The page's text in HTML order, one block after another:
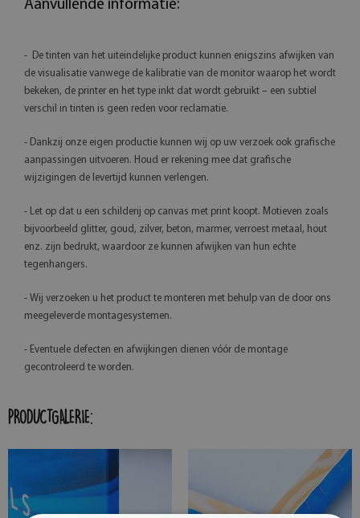
Aanvullende informatie:
- De tinten van het uiteindelijke product kunnen enigszins afwijken van
de visualisatie vanwege de kalibratie van de monitor waarop het wordt
bekeken, de printer en het type inkt dat wordt gebruikt – een subtiel
verschil in tinten is geen reden voor reclamatie.
- Dankzij onze eigen productie kunnen wij op uw verzoek ook grafische
aanpassingen uitvoeren. Houd er rekening mee dat grafische
wijzigingen de levertijd kunnen verlengen.
- Let op dat u een schilderij op canvas met print koopt. Motieven zoals
bijvoorbeeld glitter, goud, zilver, beton, marmer, verroest metaal, hout
enz. zijn bedrukt, waardoor ze kunnen afwijken van hun echte
tegenhangers.
- Wij verzoeken u het product te monteren met behulp van de door ons
meegeleverde montagesystemen.
- Eventuele defecten en afwijkingen dienen vóór de montage
gecontroleerd te worden.
PRODUCTGALERIE: